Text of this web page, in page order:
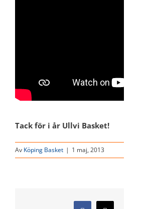
Tack för i år Ullvi Basket!
Av Köping Basket | 1 maj, 2013